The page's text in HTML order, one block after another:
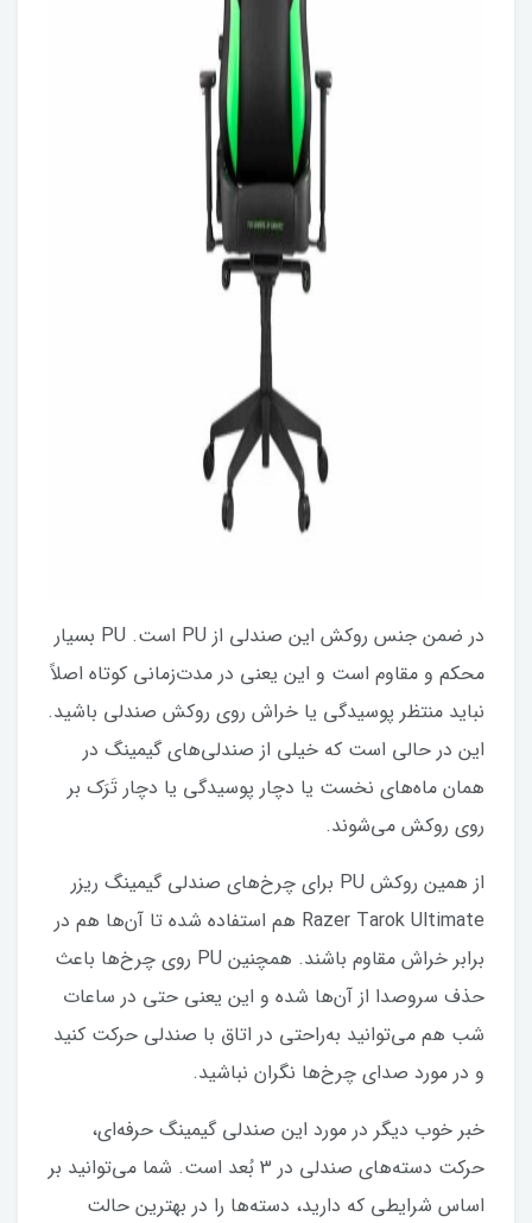
در ضمن جنس روکش این صندلی از PU است. PU بسیار
محکم و مقاوم است و این یعنی در مدت‌زمانی کوتاه اصلاً
نباید منتظر پوسیدگی یا خراش روی روکش صندلی باشید.
این در حالی است که خیلی از صندلی‌های گیمینگ در
همان ماه‌های نخست یا دچار پوسیدگی یا دچار تَرَک بر
روی روکش می‌شوند.
از همین روکش PU برای چرخ‌های صندلی گیمینگ ریزر
Razer Tarok Ultimate هم استفاده شده تا آن‌ها هم در
برابر خراش مقاوم باشند. همچنین PU روی چرخ‌ها باعث
حذف سروصدا از آن‌ها شده و این یعنی حتی در ساعات
شب هم می‌توانید به‌راحتی در اتاق با صندلی حرکت کنید
و در مورد صدای چرخ‌ها نگران نباشید.
خبر خوب دیگر در مورد این صندلی گیمینگ حرفه‌ای،
حرکت دسته‌های صندلی در 3 بُعد است. شما می‌توانید بر
اساس شرایطی که دارید، دسته‌ها را در بهترین حالت